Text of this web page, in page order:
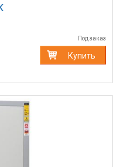
Под заказ
Купить